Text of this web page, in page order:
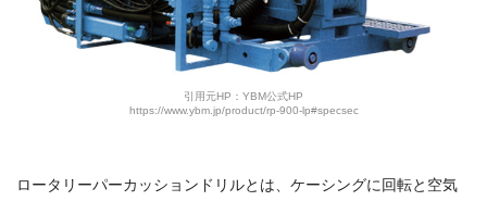
引用元HP：YBM公式HP
https://www.ybm.jp/product/rp-900-lp#specsec
ロータリーパーカッションドリルとは、ケーシングに回転と空気